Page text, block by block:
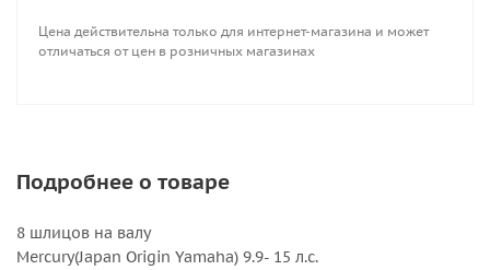
Вращение : Правое
Количество лопастей : 4
Цена действительна только для интернет-магазина и может
отличаться от цен в розничных магазинах
Подробнее о товаре
8 шлицов на валу
Mercury(Japan Origin Yamaha) 9.9- 15 л.с.